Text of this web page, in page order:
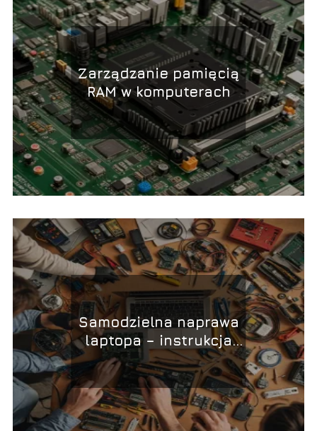
Zarządzanie pamięcią
RAM w komputerach
Samodzielna naprawa
laptopa – instrukcja
krok po kroku